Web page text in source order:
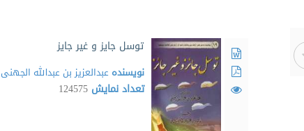
توسل جایز و غیر جایز
نویسنده عبدالعزیز بن عبدالله الجهنی
تعداد نمایش 124575